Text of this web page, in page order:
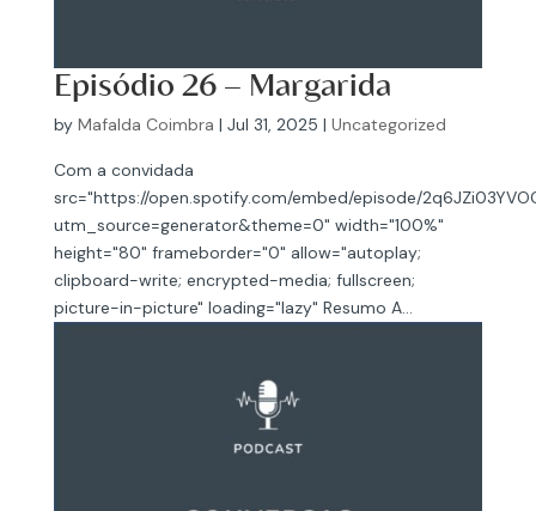
Episódio 26 – Margarida
by Mafalda Coimbra | Jul 31, 2025 | Uncategorized
Com a convidada
src="https://open.spotify.com/embed/episode/
utm_source=generator&theme=0" width="100%"
height="80" frameborder="0" allow="autoplay;
clipboard-write; encrypted-media; fullscreen;
picture-in-picture" loading="lazy" Resumo A...